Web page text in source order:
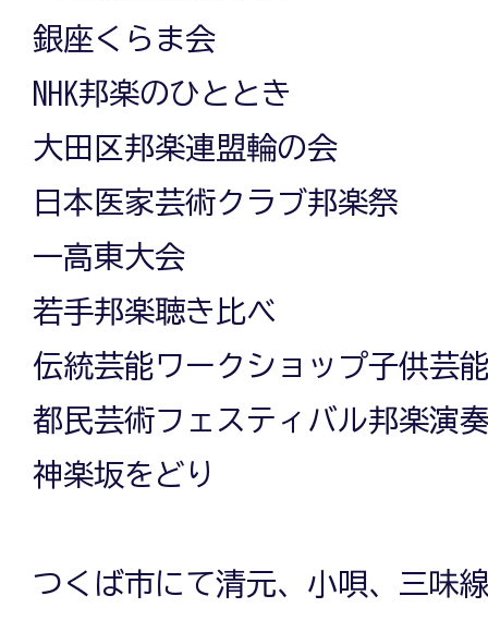
銀座くらま会
NHK邦楽のひととき
大田区邦楽連盟輪の会
日本医家芸術クラブ邦楽祭
一高東大会
若手邦楽聴き比べ
伝統芸能ワークショップ子供芸
都民芸術フェスティバル邦楽演
神楽坂をどり
つくば市にて清元、小唄、三味